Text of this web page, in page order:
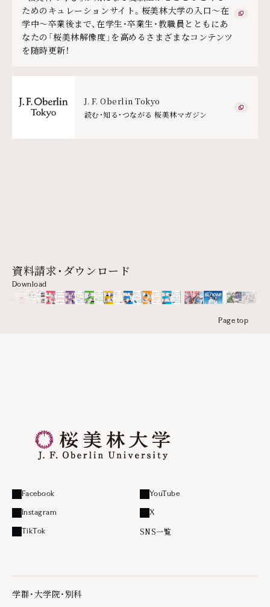
ためのキュレーションサイト。桜美林大学の入口～在
学中～卒業後まで、在学生・卒業生・教職員とともにあ
なたの「桜美林解像度」を高めるさまざまなコンテンツ
を随時更新！
J. F. Oberlin Tokyo
読む・知る・つながる 桜美林マガジン
資料請求・ダウンロード
Download
Page top
Facebook
外部リンク
YouTube
外部リンク
Instagram
外部リンク
X
外部リンク
TikTok
外部リンク SNS一覧
学群・大学院・別科
学群・大学院・別科の下層ページ一覧を開く